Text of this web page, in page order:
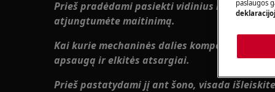
Prieš pradėdami pasiekti vidinius
atjungtumėte maitinimą.
Kai kurie mechaninės dalies komponentai
apsaugą ir elkitės atsargiai.
Prieš pastatydami jį ant šono, visada
paslaugos